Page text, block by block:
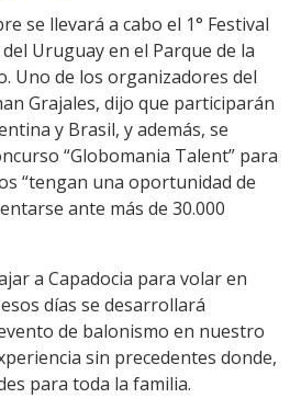
Link
se llevará a cabo el 1° Festival
Uruguay en el Parque de la
Uno de los organizadores del
Grajales, dijo que participarán
y Brasil, y además, se
“Globomania Talent” para
“tengan una oportunidad de
ante más de 30.000
a Capadocia para volar en
días se desarrollará
de balonismo en nuestro
sin precedentes donde,
para toda la familia.